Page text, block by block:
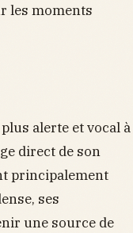
les moments
alerte et vocal à
direct de son
principalement
ses
une source de